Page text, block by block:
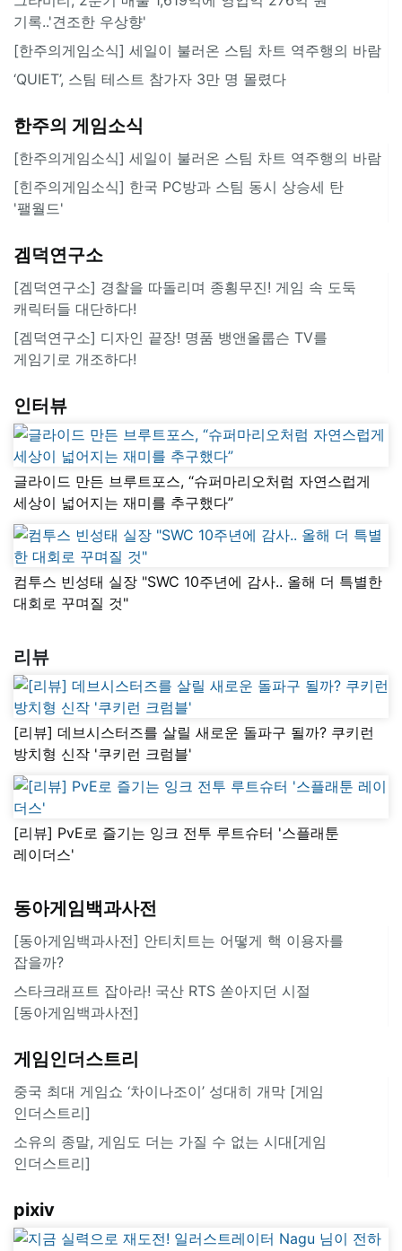
기록..'견조한 우상향'
[한주의게임소식] 세일이 불러온 스팀 차트 역주행의 바람
‘QUIET’, 스팀 테스트 참가자 3만 명 몰렸다
한주의 게임소식
[한주의게임소식] 세일이 불러온 스팀 차트 역주행의 바람
[힌주의게임소식] 한국 PC방과 스팀 동시 상승세 탄
'팰월드'
겜덕연구소
[겜덕연구소] 경찰을 따돌리며 종횡무진! 게임 속 도둑
캐릭터들 대단하다!
[겜덕연구소] 디자인 끝장! 명품 뱅앤올룹슨 TV를
게임기로 개조하다!
인터뷰
글라이드 만든 브루트포스, “슈퍼마리오처럼 자연스럽게
세상이 넓어지는 재미를 추구했다”
컴투스 빈성태 실장 "SWC 10주년에 감사.. 올해 더 특별한
대회로 꾸며질 것"
리뷰
[리뷰] 데브시스터즈를 살릴 새로운 돌파구 될까? 쿠키런
방치형 신작 '쿠키런 크럼블'
[리뷰] PvE로 즐기는 잉크 전투 루트슈터 '스플래툰
레이더스'
동아게임백과사전
[동아게임백과사전] 안티치트는 어떻게 핵 이용자를
잡을까?
스타크래프트 잡아라! 국산 RTS 쏟아지던 시절
[동아게임백과사전]
게임인더스트리
중국 최대 게임쇼 ‘차이나조이’ 성대히 개막 [게임
인더스트리]
소유의 종말, 게임도 더는 가질 수 없는 시대[게임
인더스트리]
pixiv